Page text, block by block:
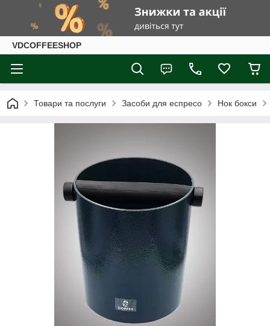
VDCOFFEESHOP
Товари та послуги Засоби для еспресо Нок бокси